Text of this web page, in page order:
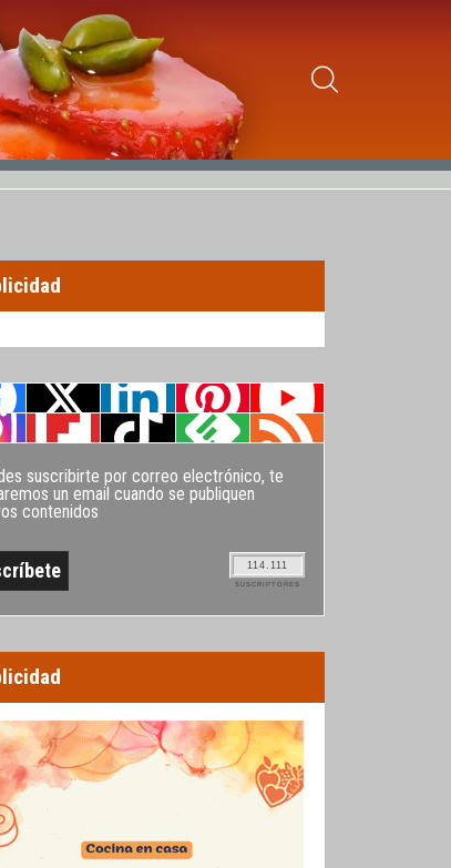
suscribirte por correo electrónico, te
un email cuando se publiquen
contenidos
114.111
SUSCRIPTORES